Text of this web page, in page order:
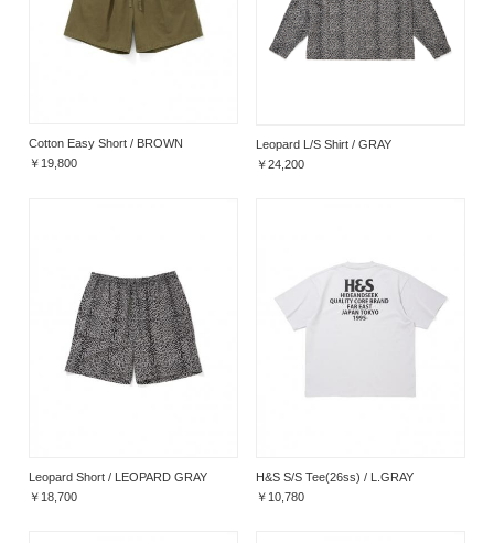
Cotton Easy Short / BROWN
￥19,800
Leopard L/S Shirt / GRAY
￥24,200
Leopard Short / LEOPARD GRAY
￥18,700
H&S S/S Tee(26ss) / L.GRAY
￥10,780